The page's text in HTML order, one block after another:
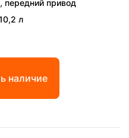
, передний привод
л
наличие